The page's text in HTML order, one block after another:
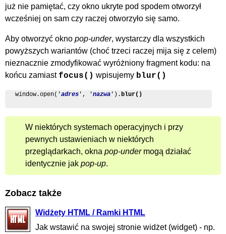
już nie pamiętać, czy okno ukryte pod spodem otworzył
wcześniej on sam czy raczej otworzyło się samo.
Aby otworzyć okno pop-under, wystarczy dla wszystkich
powyższych wariantów (choć trzeci raczej mija się z celem)
nieznacznie zmodyfikować wyróżniony fragment kodu: na
końcu zamiast focus() wpisujemy blur()
window.open('adres ', 'nazwa ').blur()
W niektórych systemach operacyjnych i przy
pewnych ustawieniach w niektórych
przeglądarkach, okna pop-undermogą działać
identycznie jak pop-up.
Zobacz także
Widżety HTML / Ramki HTML
Jak wstawić na swojej stronie widżet (widget) - np.